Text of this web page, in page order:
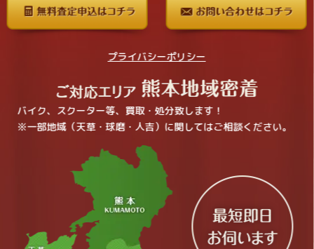
プライバシーポリシー
バイク、スクーター等、買取・処分致します！
※一部地域（天草・球磨・人吉）に関してはご相談ください。